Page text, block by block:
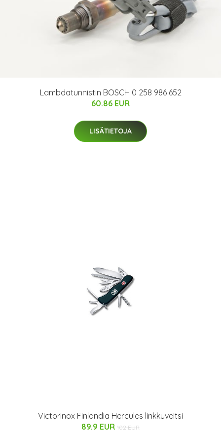
Lambdatunnistin BOSCH 0 258 986 652
60.86 EUR
LISÄTIETOJA
Victorinox Finlandia Hercules linkkuveitsi
89.9 EUR 102 EUR